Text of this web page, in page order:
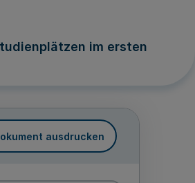
im ersten
ausdrucken